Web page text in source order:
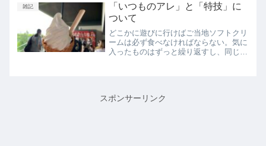
遊びが気持ちよくて日が長いことくらい
だ。なので夏がまったく無い...
雑記
「いつものアレ」と「特技」に
ついて
どこかに遊びに行けばご当地ソフトクリ
ームは必ず食べなければならない。気に
入ったものはずっと繰り返すし、同じも
スポンサーリンク